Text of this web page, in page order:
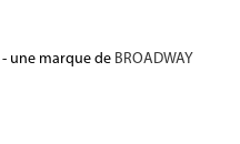
- une marque de BROADWAY